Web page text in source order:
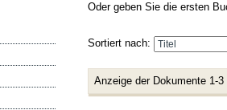
Oder geben Sie die ersten
Sortiert nach:
Anzeige der Dokumente 1-3